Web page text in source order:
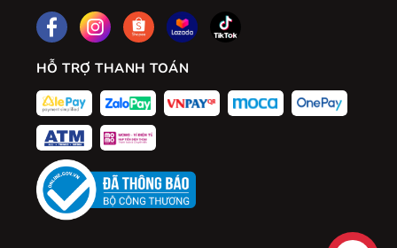
HỖ TRỢ THANH TOÁN